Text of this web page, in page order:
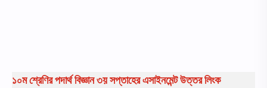
১০ম শ্রেণির পদার্থ বিজ্ঞান ৩য় সপ্তাহের এসাইনমেন্ট উত্তর লিংক